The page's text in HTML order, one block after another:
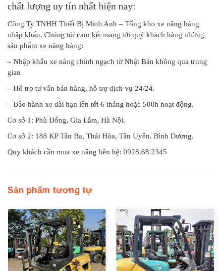
chất lượng uy tín nhất hiện nay:
Công Ty TNHH Thiết Bị Minh Anh – Tổng kho xe nâng hàng
nhập khẩu. Chúng tôi cam kết mang tới quý khách hàng những
sản phẩm xe nâng hàng:
– Nhập khẩu xe nâng chính ngạch từ Nhật Bản không qua trung
gian
– Hỗ trợ tư vấn bán hàng, hỗ trợ dịch vụ 24/24.
– Bảo hành xe dài hạn lên tới 6 tháng hoặc 500h hoạt động.
Cơ sở 1: Phù Đổng, Gia Lâm, Hà Nội.
Cơ sở 2: 188 KP Tân Ba, Thái Hòa, Tân Uyên, Bình Dương.
Quy khách cần mua xe nâng liên hệ: 0928.68.2345
Sản phẩm tương tự